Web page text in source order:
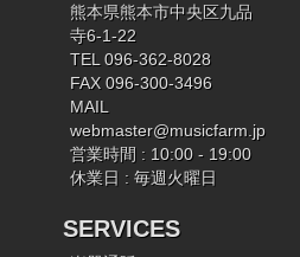
熊本県熊本市中央区九品
寺6-1-22
TEL 096-362-8028
FAX 096-300-3496
MAIL
webmaster@musicfarm.jp
営業時間 : 10:00 - 19:00
休業日 : 毎週火曜日
SERVICES